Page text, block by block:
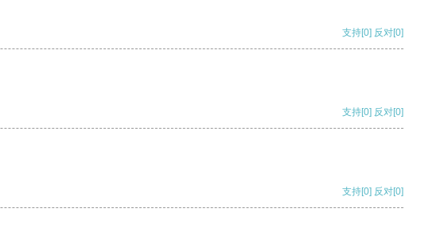
支持[0] 反对[0]
支持[0] 反对[0]
支持[0] 反对[0]